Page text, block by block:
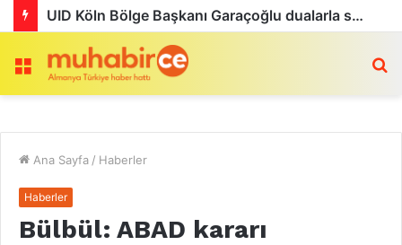
Menü
Ana Sayfa / Haberler
Haberler
Bülbül: ABAD kararı